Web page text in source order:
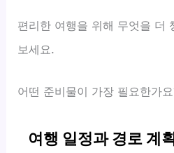
편리한 여행을 위해 무엇을 더
보세요.
어떤 준비물이 가장 필요한가
여행 일정과 경로 계획